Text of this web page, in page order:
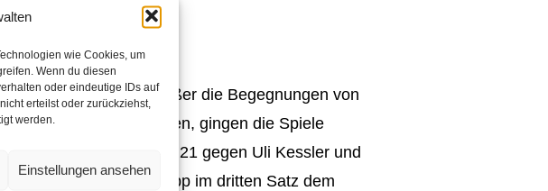
wie Cookies, um
Wenn du diesen
oder eindeutige IDs auf
erteilst oder zurückziehst,
werden.
Einstellungen ansehen
enttäuschend. Außer die Begegnungen von
Satz zwingen konnten, gingen die Spiele
mit 10:21 und 19:21 gegen Uli Kessler und
Volker unterlag knapp im dritten Satz dem